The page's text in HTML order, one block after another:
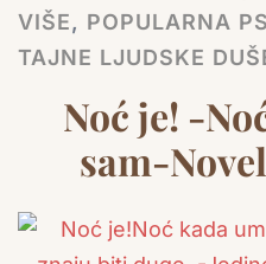
VIŠE, POPULARNA
TAJNE LJUDSKE
Noć je! -
sam-